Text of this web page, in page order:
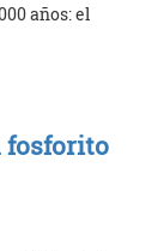
años: el
fosforito